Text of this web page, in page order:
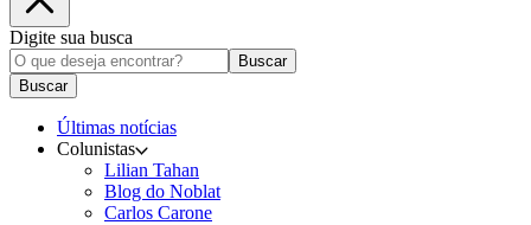
Digite sua busca
Buscar
Buscar
Últimas notícias
Colunistas
Lilian Tahan
Blog do Noblat
Carlos Carone